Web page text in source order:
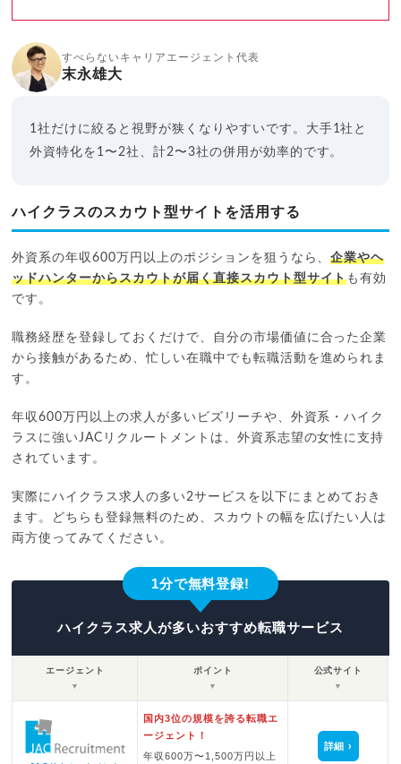
すべらないキャリアエージェント代表
末永雄大
1社だけに絞ると視野が狭くなりやすいです。大手1社と
外資特化を1〜2社、計2〜3社の併用が効率的です。
ハイクラスのスカウト型サイトを活用する
外資系の年収600万円以上のポジションを狙うなら、企業やヘ
ッドハンターからスカウトが届く直接スカウト型サイトも有効
です。
職務経歴を登録しておくだけで、自分の市場価値に合った企業
から接触があるため、忙しい在職中でも転職活動を進められま
す。
年収600万円以上の求人が多いビズリーチや、外資系・ハイク
ラスに強いJACリクルートメントは、外資系志望の女性に支持
されています。
実際にハイクラス求人の多い2サービスを以下にまとめておき
ます。どちらも登録無料のため、スカウトの幅を広げたい人は
両方使ってみてください。
1分で無料登録!
ハイクラス求人が多いおすすめ転職サービス
エージェント
▼
ポイント
▼
公式サイト
▼
国内3位の規模を誇る転職エ
ージェント！
年収600万〜1,500万円以上
詳細